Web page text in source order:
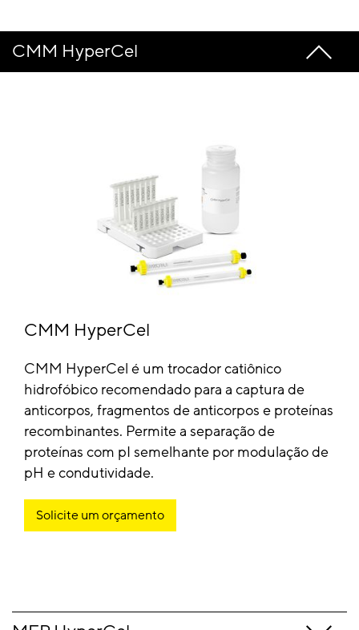
CMM HyperCel
CMM HyperCel
CMM HyperCel é um trocador catiônico
hidrofóbico recomendado para a captura de
anticorpos, fragmentos de anticorpos e proteínas
recombinantes. Permite a separação de
proteínas com pI semelhante por modulação de
pH e condutividade.
Solicite um orçamento